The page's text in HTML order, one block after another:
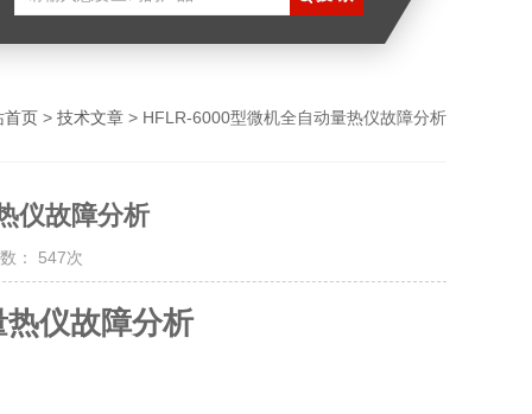
首页 > 技术文章 > HFLR-6000型微机全自动量热仪故障分析
仪故障分析
： 547次
仪故障分析